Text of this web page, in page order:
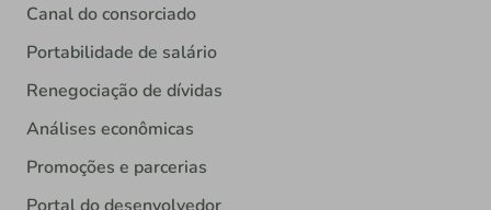
Canal do consorciado
Portabilidade de salário
Renegociação de dívidas
Análises econômicas
Promoções e parcerias